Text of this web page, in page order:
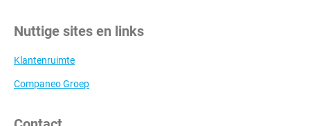
Nuttige sites en links
Klantenruimte
Companeo Groep